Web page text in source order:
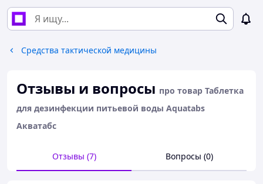
Средства тактической медицины
Отзывы и вопросы про товар Таблетка
для дезинфекции питьевой воды Aquatabs
Акватабс
Отзывы (7) Вопросы (0)